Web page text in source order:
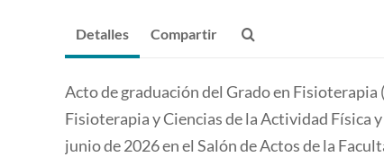
Detalles Compartir
Acto de graduación del Grado en
Fisioterapia y Ciencias de la Actividad Física
junio de 2026 en el Salón de Actos de la